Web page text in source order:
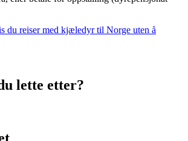
du reiser med kjæledyr til Norge uten å
lette etter?